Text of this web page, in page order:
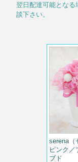
翌日配達可能とな
談下さい。
serena（
ピンク／
ブド